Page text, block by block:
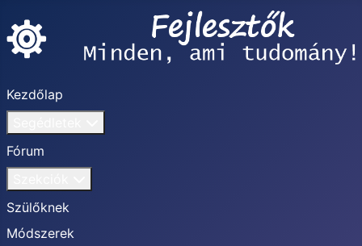
Kezdőlap
Fórum
Szülőknek
Módszerek